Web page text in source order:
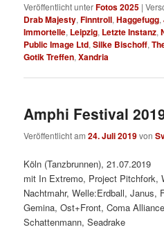
Veröffentlicht unterFotos 2025 |
Drab Majesty,Finntroll,Haggefugg,
Immortelle, Leipzig, Letzte Instanz,
Public Image Ltd,Silke Bischoff,
Gotik Treffen,Xandria
Amphi Festival
Veröffentlicht am24. Juli 2019von
Köln (Tanzbrunnen), 21.07.2019
mit In Extremo, Project Pitchfork,
Nachtmahr, Welle:Erdball, Janus,
Gemina, Ost+Front, Coma
Schattenmann, Seadrake